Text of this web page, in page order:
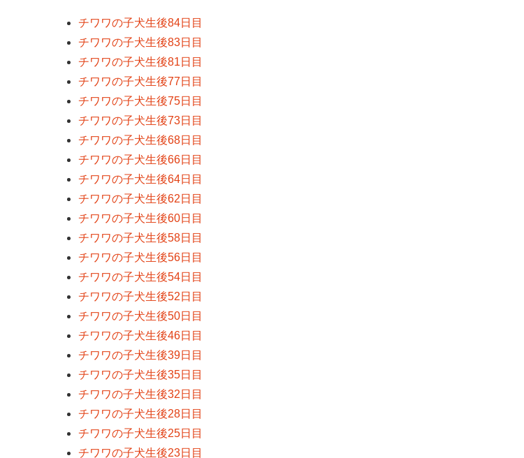
チワワの子犬生後84日目
チワワの子犬生後83日目
チワワの子犬生後81日目
チワワの子犬生後77日目
チワワの子犬生後75日目
チワワの子犬生後73日目
チワワの子犬生後68日目
チワワの子犬生後66日目
チワワの子犬生後64日目
チワワの子犬生後62日目
チワワの子犬生後60日目
チワワの子犬生後58日目
チワワの子犬生後56日目
チワワの子犬生後54日目
チワワの子犬生後52日目
チワワの子犬生後50日目
チワワの子犬生後46日目
チワワの子犬生後39日目
チワワの子犬生後35日目
チワワの子犬生後32日目
チワワの子犬生後28日目
チワワの子犬生後25日目
チワワの子犬生後23日目